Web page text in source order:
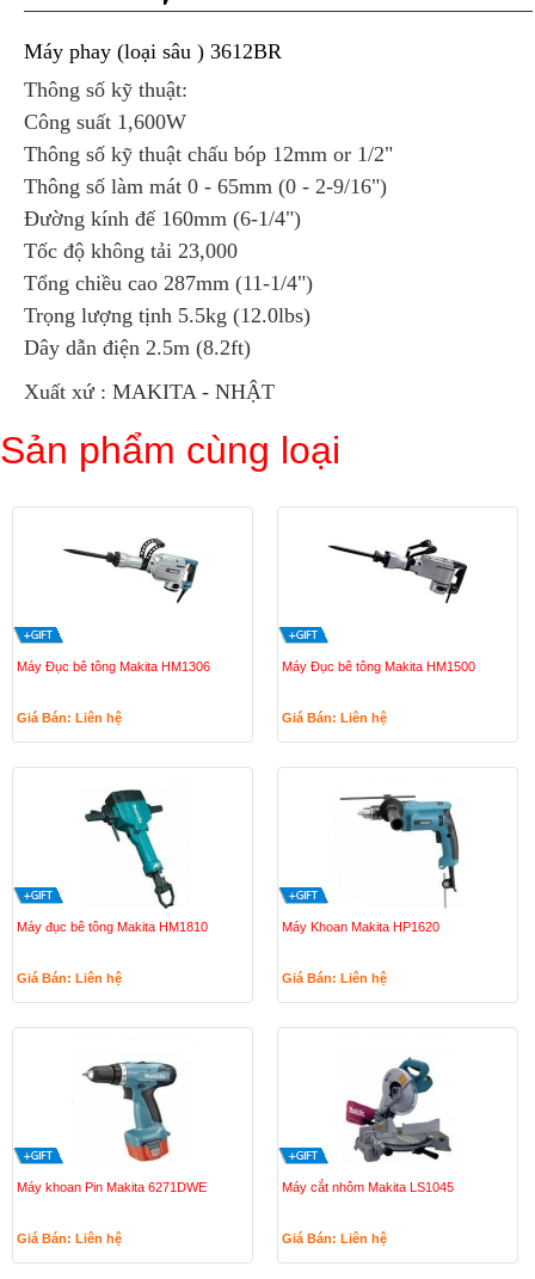
Máy phay (loại sâu ) 3612BR
Thông số kỹ thuật:
Công suất 1,600W
Thông số kỹ thuật chấu bóp 12mm or 1/2"
Thông số làm mát 0 - 65mm (0 - 2-9/16")
Đường kính đế 160mm (6-1/4")
Tốc độ không tải 23,000
Tổng chiều cao 287mm (11-1/4")
Trọng lượng tịnh 5.5kg (12.0lbs)
Dây dẫn điện 2.5m (8.2ft)
Xuất xứ : MAKITA - NHẬT
Sản phẩm cùng loại
Máy Đục bê tông Makita HM1306
Giá Bán: Liên hệ
Máy Đục bê tông Makita HM1500
Giá Bán: Liên hệ
Máy đục bê tông Makita HM1810
Giá Bán: Liên hệ
Máy Khoan Makita HP1620
Giá Bán: Liên hệ
Máy khoan Pin Makita 6271DWE
Giá Bán: Liên hệ
Máy cắt nhôm Makita LS1045
Giá Bán: Liên hệ